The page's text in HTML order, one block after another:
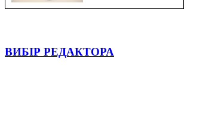
ВИБІР РЕДАКТОРА